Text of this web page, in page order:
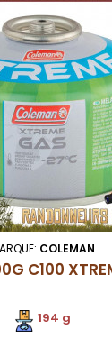
COLEMAN
C100
194 g